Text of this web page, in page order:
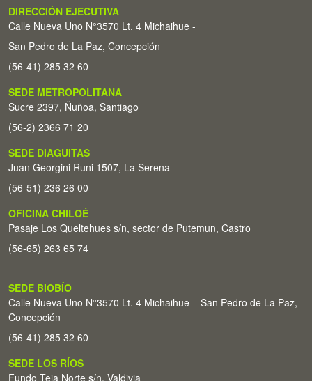
DIRECCIÓN EJECUTIVA
Calle Nueva Uno N°3570 Lt. 4 Michaihue -
San Pedro de La Paz, Concepción
(56-41) 285 32 60
SEDE METROPOLITANA
Sucre 2397, Ñuñoa, Santiago
(56-2) 2366 71 20
SEDE DIAGUITAS
Juan Georgini Runi 1507, La Serena
(56-51) 236 26 00
OFICINA CHILOÉ
Pasaje Los Queltehues s/n, sector de Putemun, Castro
(56-65) 263 65 74
SEDE BIOBÍO
Calle Nueva Uno N°3570 Lt. 4 Michaihue – San Pedro de La Paz,
Concepción
(56-41) 285 32 60
SEDE LOS RÍOS
Fundo Teja Norte s/n. Valdivia